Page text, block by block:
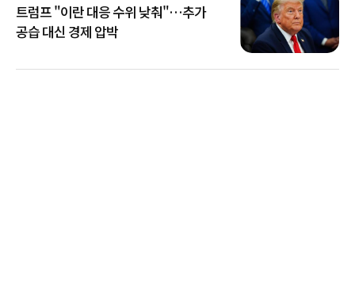
트럼프 "이란 대응 수위 낮춰"…추가
공습 대신 경제 압박